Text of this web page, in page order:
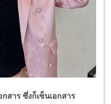
สาร ซึ่งก็เซ็นเอกสาร